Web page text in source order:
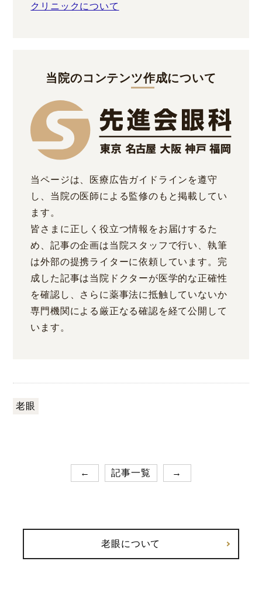
クリニックについて
当院のコンテンツ作成について
当ページは、医療広告ガイドラインを遵守
し、当院の医師による監修のもと掲載してい
ます。
皆さまに正しく役立つ情報をお届けするた
め、記事の企画は当院スタッフで行い、執筆
は外部の提携ライターに依頼しています。完
成した記事は当院ドクターが医学的な正確性
を確認し、さらに薬事法に抵触していないか
専門機関による厳正なる確認を経て公開して
います。
老眼
← 記事一覧 →
老眼について